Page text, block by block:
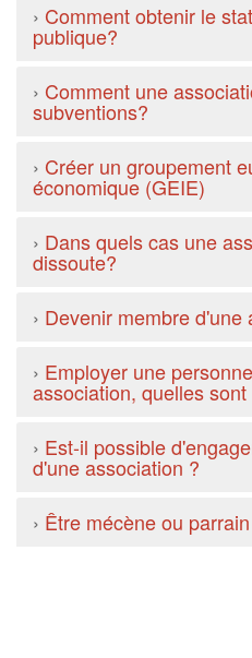
› Comment obtenir le
publique?
› Comment une
subventions?
› Créer un groupement
économique (GEIE)
› Dans quels cas une
dissoute?
› Devenir membre d'une
› Employer une
association, quelles
› Est-il possible
d'une association ?
› Être mécène ou